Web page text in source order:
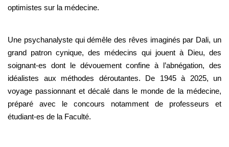
optimistes sur la médecine.
Une psychanalyste qui démêle des rêves imaginés par Dali, un
grand patron cynique, des médecins qui jouent à Dieu, des
soignant-es dont le dévouement confine à l’abnégation, des
idéalistes aux méthodes déroutantes. De 1945 à 2025, un
voyage passionnant et décalé dans le monde de la médecine,
préparé avec le concours notamment de professeurs et
étudiant-es de la Faculté.